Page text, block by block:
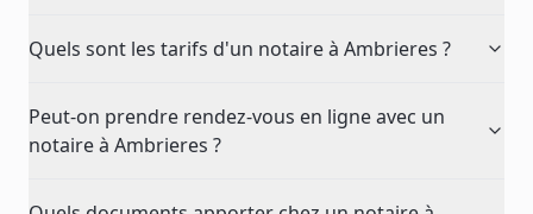
Quels sont les tarifs d'un notaire à Ambrieres ?
Peut-on prendre rendez-vous en ligne avec un
notaire à Ambrieres ?